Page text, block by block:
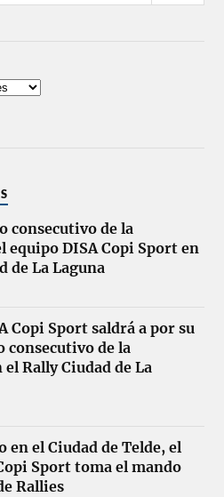
consecutivo de la
equipo DISA Copi Sport en
de La Laguna
Copi Sport saldrá a por su
de la
Rally Ciudad de La
en el Ciudad de Telde, el
Sport toma el mando
Rallies